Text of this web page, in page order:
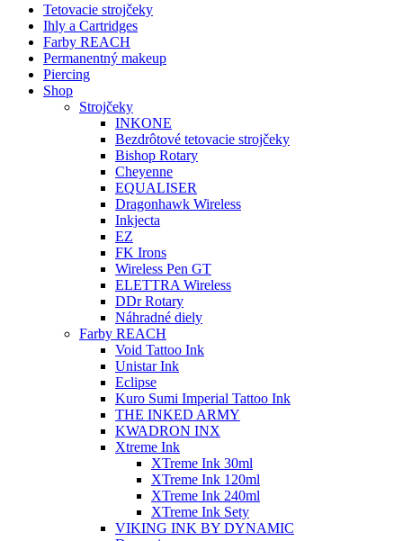
Tetovacie strojčeky
Ihly a Cartridges
Farby REACH
Permanentný makeup
Piercing
Shop
Strojčeky
INKONE
Bezdrôtové tetovacie strojčeky
Bishop Rotary
Cheyenne
EQUALISER
Dragonhawk Wireless
Inkjecta
EZ
FK Irons
Wireless Pen GT
ELETTRA Wireless
DDr Rotary
Náhradné diely
Farby REACH
Void Tattoo Ink
Unistar Ink
Eclipse
Kuro Sumi Imperial Tattoo Ink
THE INKED ARMY
KWADRON INX
Xtreme Ink
XTreme Ink 30ml
XTreme Ink 120ml
XTreme Ink 240ml
XTreme Ink Sety
VIKING INK BY DYNAMIC